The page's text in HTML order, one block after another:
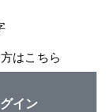
はこちら
イン